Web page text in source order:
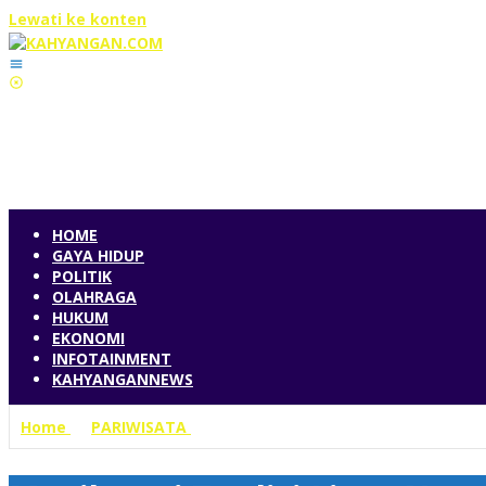
Lewati ke konten
HOME
GAYA HIDUP
POLITIK
OLAHRAGA
HUKUM
EKONOMI
INFOTAINMENT
KAHYANGANNEWS
Home PARIWISATA